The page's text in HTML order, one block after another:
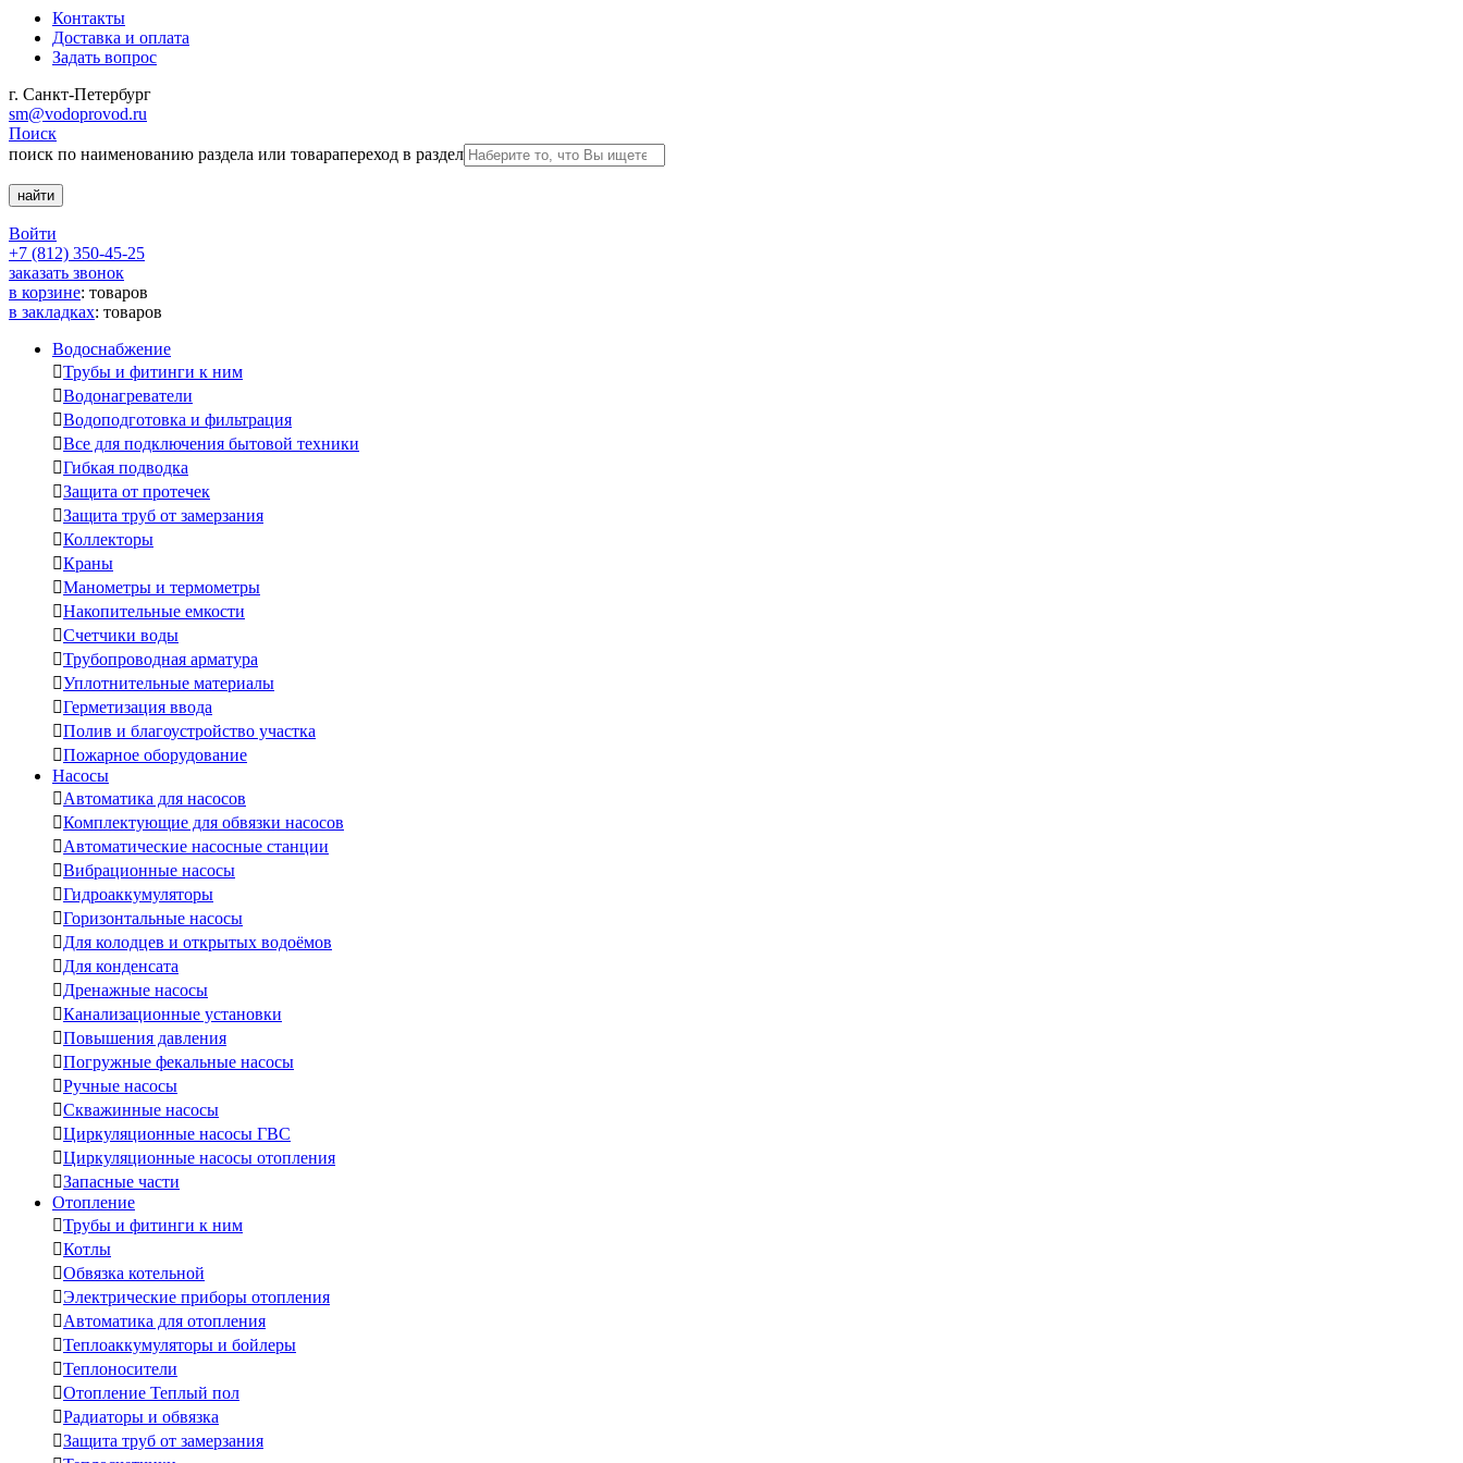
Контакты
Доставка и оплата
Задать вопрос
г. Санкт-Петербург
sm@vodoprovod.ru
Поиск
поиск по наименованию раздела или товарапереход в раздел
Войти
+7 (812) 350-45-25
заказать звонок
в корзине: товаров
в закладках: товаров
Водоснабжение
Трубы и фитинги к ним
Водонагреватели
Водоподготовка и фильтрация
Все для подключения бытовой техники
Гибкая подводка
Защита от протечек
Защита труб от замерзания
Коллекторы
Краны
Манометры и термометры
Накопительные емкости
Счетчики воды
Трубопроводная арматура
Уплотнительные материалы
Герметизация ввода
Полив и благоустройство участка
Пожарное оборудование
Насосы
Автоматика для насосов
Комплектующие для обвязки насосов
Автоматические насосные станции
Вибрационные насосы
Гидроаккумуляторы
Горизонтальные насосы
Для колодцев и открытых водоёмов
Для конденсата
Дренажные насосы
Канализационные установки
Повышения давления
Погружные фекальные насосы
Ручные насосы
Скважинные насосы
Циркуляционные насосы ГВС
Циркуляционные насосы отопления
Запасные части
Отопление
Трубы и фитинги к ним
Котлы
Обвязка котельной
Электрические приборы отопления
Автоматика для отопления
Теплоаккумуляторы и бойлеры
Теплоносители
Отопление Теплый пол
Радиаторы и обвязка
Защита труб от замерзания